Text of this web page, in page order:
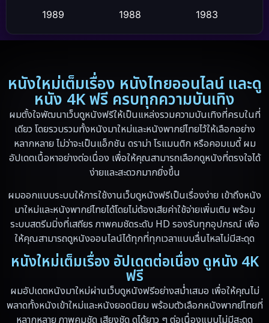
Dance เต้น
Disaster (13)
Disney+ (5)
Documentary สารคดี (19)
Drama ดราม่า (10)
Dystopian (13)
Emotional (59)
Erotic (6)
Family ครอบครัว (94)
1989
1988
1983
1982
1971
1962
หนังใหม่เต็มเรื่อง หนังไทยออนไลน์ และดู
หนัง 4K ฟรี ครบทุกความบันเทิง
ผมตั้งใจพัฒนาเว็บดูหนังฟรีให้เป็นแหล่งรวมความบันเทิงที่ครบในที่
เดียว โดยรวบรวมทั้งหนังมาใหม่และหนังพากย์ไทยไว้ให้เลือกอย่าง
หลากหลาย ไม่ว่าจะเป็นแอ็กชัน ดราม่า โรแมนติก หรือคอมเมดี้ ผม
อัปเดตเนื้อหาอย่างต่อเนื่อง เพื่อให้คุณสามารถเลือกดูหนังที่ตรงใจได้
ง่ายและสะดวกมากยิ่งขึ้น
ผมออกแบบระบบให้การใช้งานเว็บดูหนังฟรีเป็นเรื่องง่าย เข้าถึงหนัง
มาใหม่และหนังพากย์ไทยได้โดยไม่ต้องเสียค่าใช้จ่ายเพิ่มเติม พร้อม
ระบบสตรีมมิ่งที่เสถียร ภาพคมชัดระดับ HD รองรับทุกอุปกรณ์ เพื่อ
ให้คุณสามารถดูหนังออนไลน์ได้ทุกที่ทุกเวลาแบบลื่นไหลไม่มีสะดุด
หนังใหม่เต็มเรื่อง อัปเดตต่อเนื่อง ดูหนัง 4K
ฟรี
ผมอัปเดตหนังมาใหม่ผ่านเว็บดูหนังฟรีอย่างสม่ำเสมอ เพื่อให้คุณไม่
พลาดทั้งหนังเข้าใหม่และหนังยอดนิยม พร้อมตัวเลือกหนังพากย์ไทยที่
หลากหลาย ภาพคมชัด เสียงชัด ดูได้ยาว ๆ ต่อเนื่องแบบไม่มีสะดุด